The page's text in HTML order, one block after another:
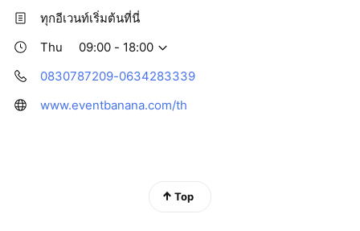
และบริการอื่นๆ ของ Event Banana เราจึงสามารถ
จัดหาซัพพลายเออร์ที่มีคุณภาพสำหรับเติมเต็มงานอี
คุณไม่จำเป็นต้องติดต่อสถานที่และจัดการซัพพลายเอ
ทุกอีเวนท์เริ่มต้นที่นี่
Thu
09:00 - 18:00
0830787209-0634283339
www.eventbanana.com/th
Top